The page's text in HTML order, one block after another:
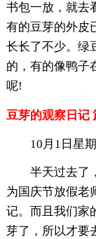
书包一放，就去
有的豆芽的外皮
长长了不少。绿
的，有的像鸭子
呢!
豆芽的观察日记
10月1日星期
半天过去了，
为国庆节放假老
记。而且我们家
芽了，所以才要